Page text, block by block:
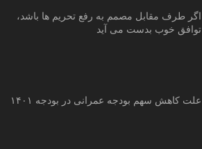
اگر طرف مقابل مصمم به رفع تحریم ها باشد،
توافق خوب بدست می آید
علت کاهش سهم بودجه عمرانی در بودجه ۱۴۰۱